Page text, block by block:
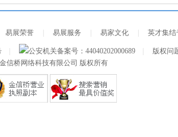
易展荣誉 易展服务 易家文化 英才集结
公安机关备案号： 44040202000689
版权问
信桥网络科技有限公司 版权所有